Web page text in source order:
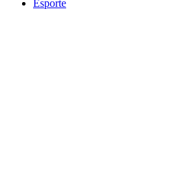
Esporte